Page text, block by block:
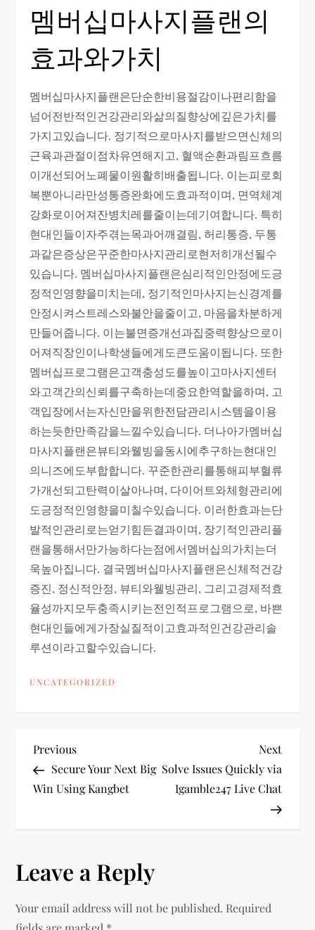
멤버십마사지플랜의
효과와가치
멤버십마사지플랜은단순한비용절감이나편리함을
넘어전반적인건강관리와삶의질향상에깊은가치를
가지고있습니다. 정기적으로마사지를받으면신체의
근육과관절이점차유연해지고, 혈액순환과림프흐름
이개선되어노폐물이원활히배출됩니다. 이는피로회
복뿐아니라만성통증완화에도효과적이며, 면역체계
강화로이어져잔병치레를줄이는데기여합니다. 특히
현대인들이자주겪는목과어깨결림, 허리통증, 두통
과같은증상은꾸준한마사지관리로현저히개선될수
있습니다. 멤버십마사지플랜은심리적인안정에도긍
정적인영향을미치는데, 정기적인마사지는신경계를
안정시켜스트레스와불안을줄이고, 마음을차분하게
만들어줍니다. 이는불면증개선과집중력향상으로이
어져직장인이나학생들에게도큰도움이됩니다. 또한
멤버십프로그램은고객충성도를높이고마사지센터
와고객간의신뢰를구축하는데중요한역할을하며, 고
객입장에서는자신만을위한전담관리시스템을이용
하는듯한만족감을느낄수있습니다. 더나아가멤버십
마사지플랜은뷰티와웰빙을동시에추구하는현대인
의니즈에도부합합니다. 꾸준한관리를통해피부혈류
가개선되고탄력이살아나며, 다이어트와체형관리에
도긍정적인영향을미칠수있습니다. 이러한효과는단
발적인관리로는얻기힘든결과이며, 장기적인관리플
랜을통해서만가능하다는점에서멤버십의가치는더
욱높아집니다. 결국멤버십마사지플랜은신체적건강
증진, 정신적안정, 뷰티와웰빙관리, 그리고경제적효
율성까지모두충족시키는전인적프로그램으로, 바쁜
현대인들에게가장실질적이고효과적인건강관리솔
루션이라고할수있습니다.
UNCATEGORIZED
P
o
n
a
Previous
Post
Previous
Secure Your Next Big
Win Using Kangbet
Next
Post
Next
Solve Issues Quickly via
Igamble247 Live Chat
Leave a Reply
Your email address will not be published. Required